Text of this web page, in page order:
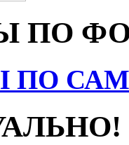
ПО
ПО